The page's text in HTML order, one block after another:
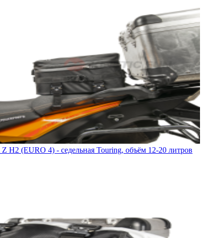
H2 (EURO 4) - седельная Touring, объём 12-20 литров